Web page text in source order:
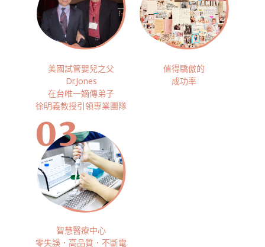
美國試管嬰兒之父
Dr.Jones
在台唯一嫡傳弟子
徐明義教授引領專業團隊
值得驕傲的
成功率
03
智慧醫療中心
零失誤．高品質．不斷電